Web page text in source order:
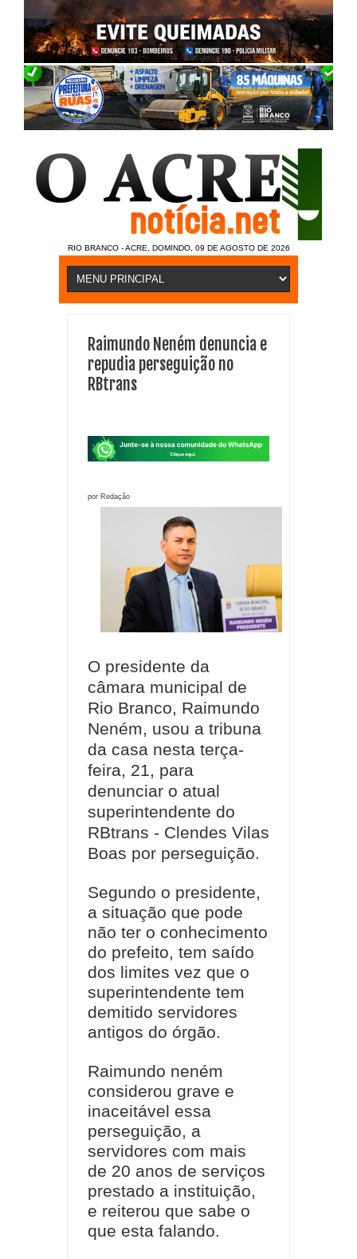
RIO BRANCO - ACRE, DOMINDO, 09 DE AGOSTO DE 2026
Raimundo Neném denuncia e
repudia perseguição no
RBtrans
por Redação
O presidente da
câmara municipal de
Rio Branco, Raimundo
Neném, usou a tribuna
da casa nesta terça-
feira, 21, para
denunciar o atual
superintendente do
RBtrans - Clendes Vilas
Boas por perseguição.
Segundo o presidente,
a situação que pode
não ter o conhecimento
do prefeito, tem saído
dos limites vez que o
superintendente tem
demitido servidores
antigos do órgão.
Raimundo neném
considerou grave e
inaceitável essa
perseguição, a
servidores com mais
de 20 anos de serviços
prestado a instituição,
e reiterou que sabe o
que esta falando.